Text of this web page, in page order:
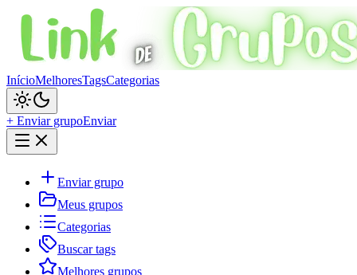
InícioMelhoresTagsCategorias
+ Enviar grupoEnviar
Enviar grupo
Meus grupos
Categorias
Buscar tags
Melhores grupos